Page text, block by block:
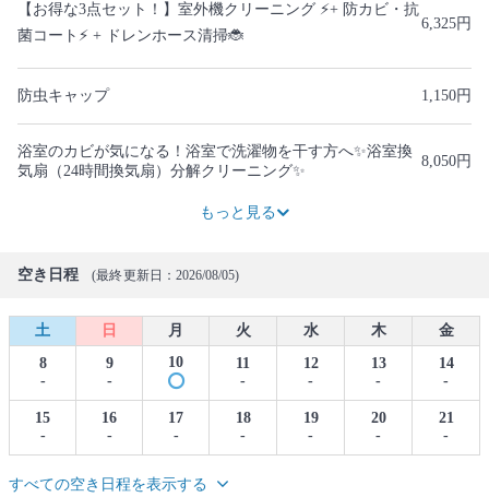
【お得な3点セット！】室外機クリーニング ⚡+ 防カビ・抗
菌コート⚡ + ドレンホース清掃🐞
6,325円
防虫キャップ 1,150円
浴室のカビが気になる！浴室で洗濯物を干す方へ✨浴室換
気扇（24時間換気扇）分解クリーニング✨
8,050円
もっと見る
空き日程 (最終更新日：2026/08/05)
土 日 月 火 水 木
金
8
-
9
-
10
11
-
12
-
13
-
14
-
15
-
16
-
17
-
18
-
19
-
20
-
21
-
すべての空き日程を表示する